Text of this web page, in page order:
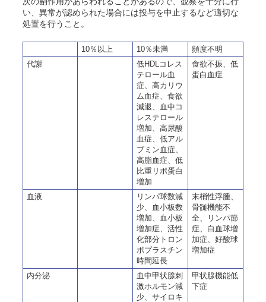
い、異常が認められた場合には投与を中止するなど適切な
処置を行うこと。
10％以上 10％未満
頻度不明
代謝
低HDLコレス
テロール血
症、高カリウ
ム血症、 食欲
減退、
血中コ
レステロール
増加、 高尿酸
血症、 低アル
ブミン血症、
高脂血症、低
比重リポ蛋白
増加
食欲不振、低
蛋白血症
血液
リンパ球数減
少、血小板数
増加、
血小板
増加症、活性
化部分トロン
ボプラスチン
時間延長
末梢性浮腫、
骨髄機能不
全、リンパ節
症、白血球増
加症、好酸球
増加症
内分泌
血中甲状腺刺
激ホルモン減
少、サイロキ
甲状腺機能低
下症